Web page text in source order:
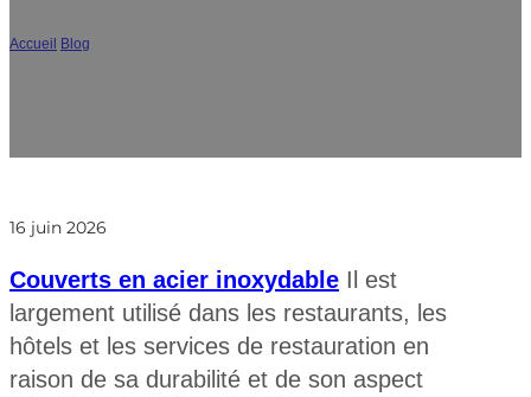
Accueil Blog
16 juin 2026
Couverts en acier inoxydable Il est
largement utilisé dans les restaurants, les
hôtels et les services de restauration en
raison de sa durabilité et de son aspect